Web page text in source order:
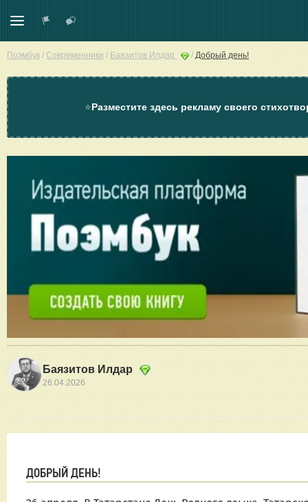
Поэмбук / Современники / Баязитов Илдар / Добрый день!
⭐Разместите здесь рекламу своего
Баязитов Илдар
26.04.2026
ДОБРЫЙ ДЕНЬ!